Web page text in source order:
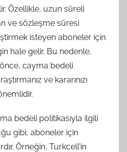
Özellikle, uzun süreli
ve sözleşme süresi
isteyen aboneler için
hale gelir. Bu nedenle,
cayma bedeli
ve kararınızı
bedeli politikasıyla ilgili
gibi, aboneler için
Örneğin, Turkcell’in